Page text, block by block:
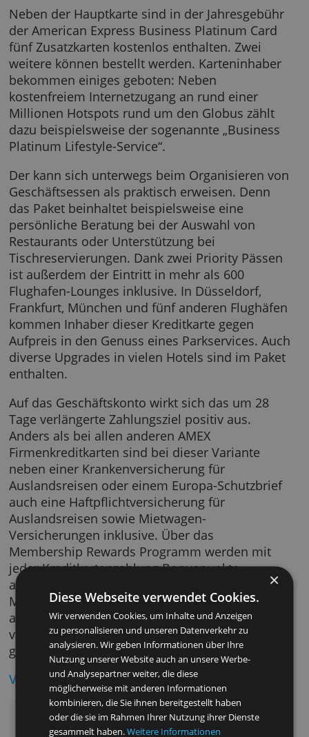
Card
Neben der Hauptkarte sind in der
der American Express Business Platinum
fünf Zusatzkarten kostenlos enthalten. Zwei
weitere können bestellt werden.
bekommen einiges geboten: Neben
kostenfreiem Internetzugang an rund einer
Millionen Hotspots rund um den Globus
dazu beispielsweise der sogenannte
Platinum Lifestyle-Service“.
Der kann sich unterwegs beim Organisieren
Geschäftsessen als praktisch erweisen. Denn
das Paket beinhaltet beispielsweise eine
persönliche Beratung bei der Auswahl von
Restaurants oder Unterstützung bei
Tischreservierungen. Dank zwei Priority
ist außerdem der Eintritt in mehr als 600
Flughafen-Lounges inklusive. In Düsseldorf,
Frankfurt, München und fünf anderen
kommen Inhaber dieser Kreditkarte gegen
Aufpreis in den Genuss eines Parkservices.
diverse Upgrades in vielen Hotels sind im
enthalten.
Auf das Geschäftskonto wirkt sich das um 28
Tage verlängerte Zahlungsziel positiv aus.
Anders als bei allen anderen AMEX
Firmenkreditkarten sind bei dieser Variante
neben einer Krankenversicherung für
Auslandsreisen oder einem Europa-
auch eine Haftpflichtversicherung für
Auslandsreisen sowie Mietwagen-
Versicherungen inklusive. Über das
Membership Rewards Programm werden mit
jeder Kreditkartenzahlung Bonuspunkte
angespart. Neukunden erhalten 50.000
Membership Rewards Punkte geschenkt. Für
Diese Webseite verwendet Cookies.